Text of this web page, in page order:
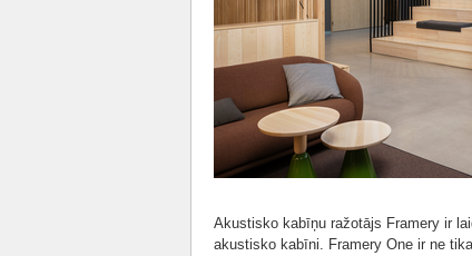
Akustisko kabīņu ražotājs Framery ir
akustisko kabīni. Framery One ir ne